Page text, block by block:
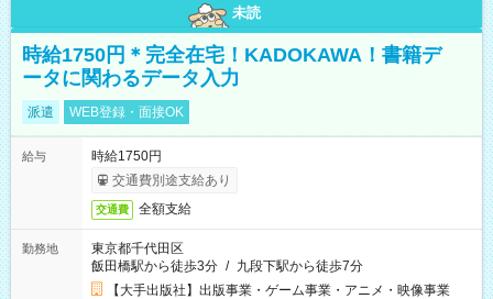
未読
時給1750円＊完全在宅！KADOKAWA！書籍デ
ータに関わるデータ入力
派遣 WEB登録・面接OK
給与
時給1750円
交通費別途支給あり
交通費 全額支給
勤務地
東京都千代田区
飯田橋駅から徒歩3分 / 九段下駅から徒歩7分
【大手出版社】出版事業・ゲーム事業・アニメ・映像事業